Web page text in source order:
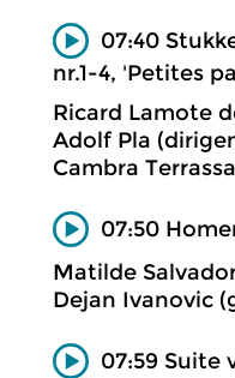
07:40
nr.1-4, 'Petites
Ricard Lamote
Adolf Pla
Cambra
07:50
Matilde
Dejan Ivanovic
07:59 Suite